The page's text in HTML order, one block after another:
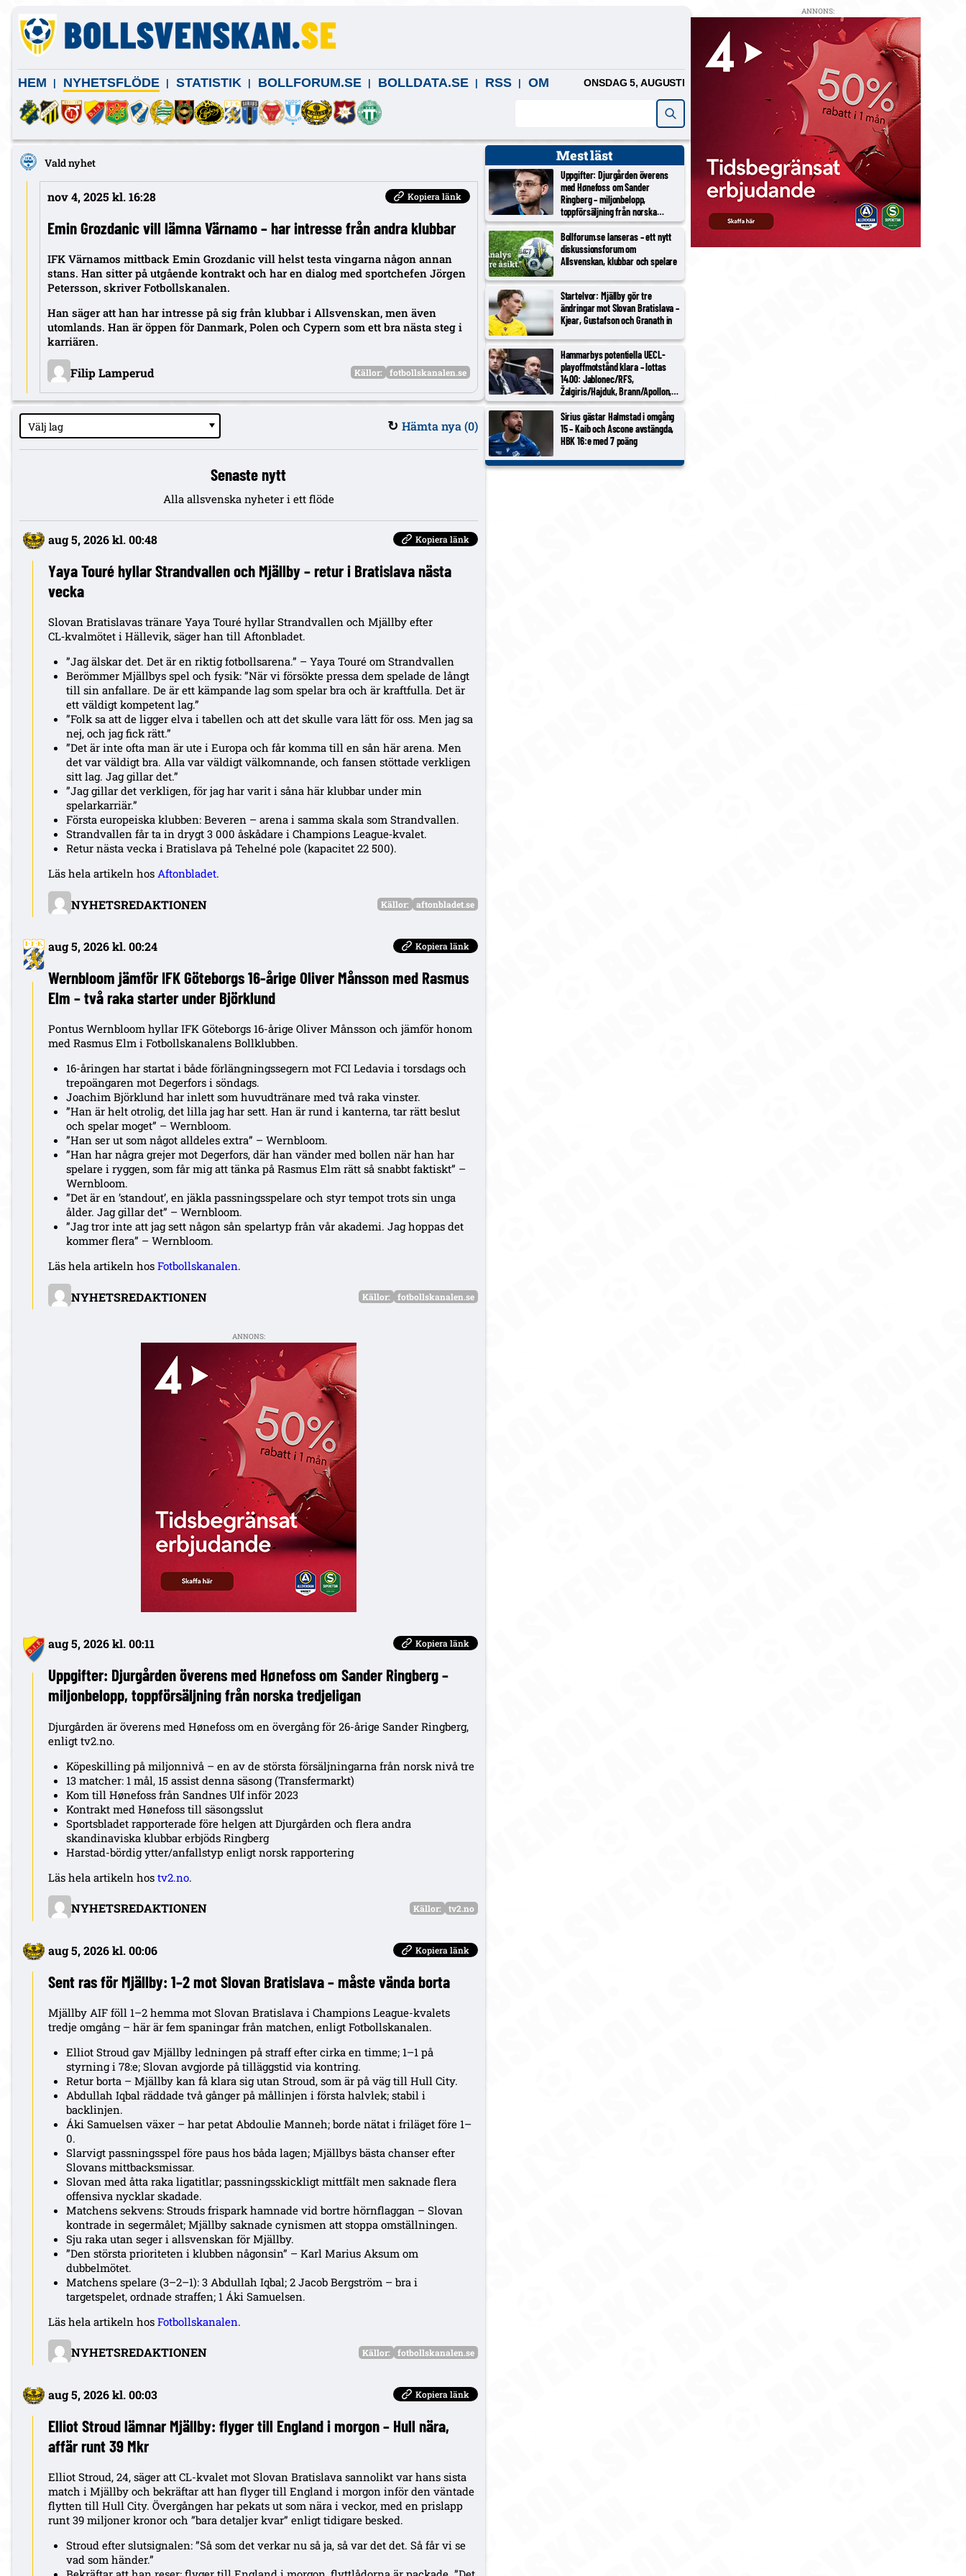
HEM NYHETSFLÖDE STATISTIK BOLLFORUM.SE BOLLDATA.SE RSS OM ONSDAG 5, AUGUSTI
Vald nyhet
nov 4, 2025 kl. 16:28 Kopiera länk
Emin Grozdanic vill lämna Värnamo – har intresse från andra klubbar
IFK Värnamos mittback Emin Grozdanic vill helst testa vingarna någon annan
stans. Han sitter på utgående kontrakt och har en dialog med sportchefen Jörgen
Petersson, skriver Fotbollskanalen.
Han säger att han har intresse på sig från klubbar i Allsvenskan, men även
utomlands. Han är öppen för Danmark, Polen och Cypern som ett bra nästa steg i
karriären.
Filip Lamperud Källor: fotbollskanalen.se
Välj lag ↻ Hämta nya (0)
Senaste nytt
Alla allsvenska nyheter i ett flöde
aug 5, 2026 kl. 00:48 Kopiera länk
Yaya Touré hyllar Strandvallen och Mjällby – retur i Bratislava nästa
vecka
Slovan Bratislavas tränare Yaya Touré hyllar Strandvallen och Mjällby efter
CL‑kvalmötet i Hällevik, säger han till Aftonbladet.
”Jag älskar det. Det är en riktig fotbollsarena.” – Yaya Touré om Strandvallen
Berömmer Mjällbys spel och fysik: ”När vi försökte pressa dem spelade de långt
till sin anfallare. De är ett kämpande lag som spelar bra och är kraftfulla. Det är
ett väldigt kompetent lag.”
”Folk sa att de ligger elva i tabellen och att det skulle vara lätt för oss. Men jag sa
nej, och jag fick rätt.”
”Det är inte ofta man är ute i Europa och får komma till en sån här arena. Men
det var väldigt bra. Alla var väldigt välkomnande, och fansen stöttade verkligen
sitt lag. Jag gillar det.”
”Jag gillar det verkligen, för jag har varit i såna här klubbar under min
spelarkarriär.”
Första europeiska klubben: Beveren – arena i samma skala som Strandvallen.
Strandvallen får ta in drygt 3 000 åskådare i Champions League‑kvalet.
Retur nästa vecka i Bratislava på Tehelné pole (kapacitet 22 500).
Läs hela artikeln hos Aftonbladet.
NYHETSREDAKTIONEN Källor: aftonbladet.se
aug 5, 2026 kl. 00:24 Kopiera länk
Wernbloom jämför IFK Göteborgs 16-årige Oliver Månsson med Rasmus
Elm – två raka starter under Björklund
Pontus Wernbloom hyllar IFK Göteborgs 16-årige Oliver Månsson och jämför honom
med Rasmus Elm i Fotbollskanalens Bollklubben.
16-åringen har startat i både förlängningssegern mot FCI Ledavia i torsdags och
trepoängaren mot Degerfors i söndags.
Joachim Björklund har inlett som huvudtränare med två raka vinster.
”Han är helt otrolig, det lilla jag har sett. Han är rund i kanterna, tar rätt beslut
och spelar moget” – Wernbloom.
”Han ser ut som något alldeles extra” – Wernbloom.
”Han har några grejer mot Degerfors, där han vänder med bollen när han har
spelare i ryggen, som får mig att tänka på Rasmus Elm rätt så snabbt faktiskt” –
Wernbloom.
”Det är en ’standout’, en jäkla passningsspelare och styr tempot trots sin unga
ålder. Jag gillar det” – Wernbloom.
”Jag tror inte att jag sett någon sån spelartyp från vår akademi. Jag hoppas det
kommer flera” – Wernbloom.
Läs hela artikeln hos Fotbollskanalen.
NYHETSREDAKTIONEN Källor: fotbollskanalen.se
ANNONS:
aug 5, 2026 kl. 00:11 Kopiera länk
Uppgifter: Djurgården överens med Hønefoss om Sander Ringberg –
miljonbelopp, toppförsäljning från norska tredjeligan
Djurgården är överens med Hønefoss om en övergång för 26-årige Sander Ringberg,
enligt tv2.no.
Köpeskilling på miljonnivå – en av de största försäljningarna från norsk nivå tre
13 matcher: 1 mål, 15 assist denna säsong (Transfermarkt)
Kom till Hønefoss från Sandnes Ulf inför 2023
Kontrakt med Hønefoss till säsongsslut
Sportsbladet rapporterade före helgen att Djurgården och flera andra
skandinaviska klubbar erbjöds Ringberg
Harstad-bördig ytter/anfallstyp enligt norsk rapportering
Läs hela artikeln hos tv2.no.
NYHETSREDAKTIONEN Källor: tv2.no
aug 5, 2026 kl. 00:06 Kopiera länk
Sent ras för Mjällby: 1–2 mot Slovan Bratislava – måste vända borta
Mjällby AIF föll 1–2 hemma mot Slovan Bratislava i Champions League-kvalets
tredje omgång – här är fem spaningar från matchen, enligt Fotbollskanalen.
Elliot Stroud gav Mjällby ledningen på straff efter cirka en timme; 1–1 på
styrning i 78:e; Slovan avgjorde på tilläggstid via kontring.
Retur borta – Mjällby kan få klara sig utan Stroud, som är på väg till Hull City.
Abdullah Iqbal räddade två gånger på mållinjen i första halvlek; stabil i
backlinjen.
Áki Samuelsen växer – har petat Abdoulie Manneh; borde nätat i friläget före 1–
0.
Slarvigt passningsspel före paus hos båda lagen; Mjällbys bästa chanser efter
Slovans mittbacksmissar.
Slovan med åtta raka ligatitlar; passningsskickligt mittfält men saknade flera
offensiva nycklar skadade.
Matchens sekvens: Strouds frispark hamnade vid bortre hörnflaggan – Slovan
kontrade in segermålet; Mjällby saknade cynismen att stoppa omställningen.
Sju raka utan seger i allsvenskan för Mjällby.
”Den största prioriteten i klubben någonsin” – Karl Marius Aksum om
dubbelmötet.
Matchens spelare (3–2–1): 3 Abdullah Iqbal; 2 Jacob Bergström – bra i
targetspelet, ordnade straffen; 1 Áki Samuelsen.
Läs hela artikeln hos Fotbollskanalen.
NYHETSREDAKTIONEN Källor: fotbollskanalen.se
aug 5, 2026 kl. 00:03 Kopiera länk
Elliot Stroud lämnar Mjällby: flyger till England i morgon – Hull nära,
affär runt 39 Mkr
Elliot Stroud, 24, säger att CL-kvalet mot Slovan Bratislava sannolikt var hans sista
match i Mjällby och bekräftar att han flyger till England i morgon inför den väntade
flytten till Hull City. Övergången har pekats ut som nära i veckor, med en prislapp
runt 39 miljoner kronor och ”bara detaljer kvar” enligt tidigare besked.
Stroud efter slutsignalen: ”Så som det verkar nu så ja, så var det det. Så får vi se
vad som händer.”
Mest läst
Uppgifter: Djurgården överens
med Hønefoss om Sander
Ringberg – miljonbelopp,
toppförsäljning från norska
tredjeligan
Bollforum.se lanseras – ett nytt
diskussionsforum om
Allsvenskan, klubbar och spelare
Startelvor: Mjällby gör tre
ändringar mot Slovan Bratislava –
Kjear, Gustafson och Granath in
Hammarbys potentiella UECL-
playoffmotstånd klara – lottas
14.00: Jablonec/RFS,
Žalgiris/Hajduk, Brann/Apollon,
Inter Turku/Vaduz, Noah/Sion
Sirius gästar Halmstad i omgång
15 – Kaib och Ascone avstängda,
HBK 16:e med 7 poäng
ANNONS: